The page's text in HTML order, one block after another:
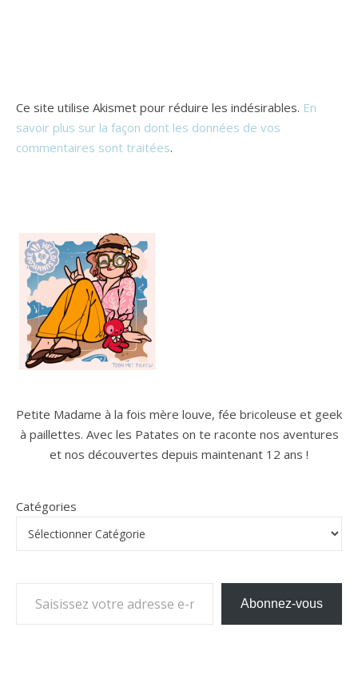
Ce site utilise Akismet pour réduire les indésirables. En
savoir plus sur la façon dont les données de vos
commentaires sont traitées.
Petite Madame à la fois mère louve, fée bricoleuse et geek
à paillettes. Avec les Patates on te raconte nos aventures
et nos découvertes depuis maintenant 12 ans !
Catégories
Abonnez-vous